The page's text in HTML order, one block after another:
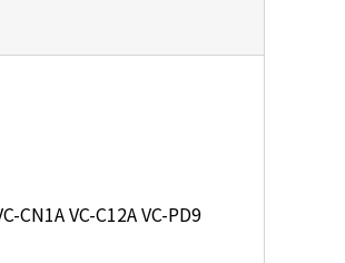
CN1A VC-C12A VC-PD9